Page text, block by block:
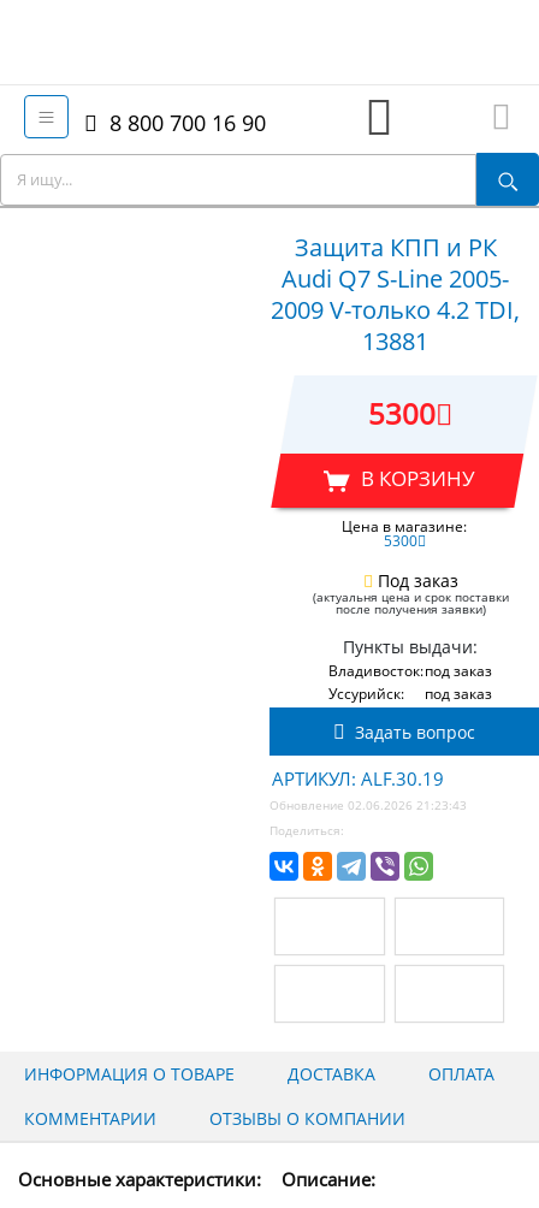
8 800 700 16 90
Защита КПП и РК
Audi Q7 S-Line 2005-
2009 V-только 4.2 TDI,
13881
5300
В КОРЗИНУ
Цена в магазине:
5300
Под заказ
(актуальня цена и срок поставки
после получения заявки)
Пункты выдачи:
Владивосток:под заказ
Уссурийск:
под заказ
Задать вопрос
АРТИКУЛ: ALF.30.19
Обновление 02.06.2026 21:23:43
Поделиться:
ИНФОРМАЦИЯ О ТОВАРЕ ДОСТАВКА
ОПЛАТА
КОММЕНТАРИИ
ОТЗЫВЫ О КОМПАНИИ
Основные характеристики: Описание: